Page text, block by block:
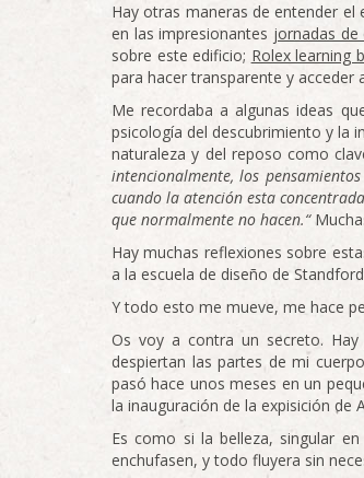
Hay otras maneras de entender el
en las impresionantes jornadas de
sobre este edificio; Rolex learning
para hacer transparente y
Me recordaba a algunas ideas
psicología del descubrimiento y la
naturaleza y del reposo como
intencionalmente, los
cuando la atención esta
que normalmente no hacen.“
Hay muchas reflexiones sobre
a la escuela de diseño de
Y todo esto me mueve, me hace
Os voy a contra un secreto.
despiertan las partes de mi
pasó hace unos meses en un
la inauguración de la expisición de
Es como si la belleza, singular
enchufasen, y todo fluyera sin